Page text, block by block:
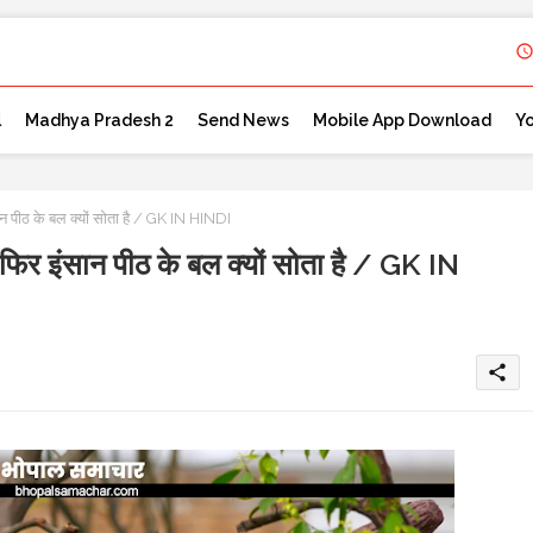
Madhya Pradesh 2 Send News Mobile App Download
पीठ के बल क्यों सोता है / GK IN HINDI
इंसान पीठ के बल क्यों सोता है / GK IN
share